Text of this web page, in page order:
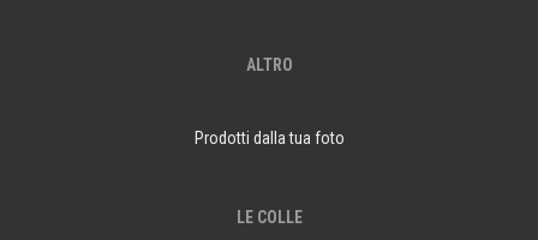
ALTRO
Prodotti dalla tua foto
LE COLLE